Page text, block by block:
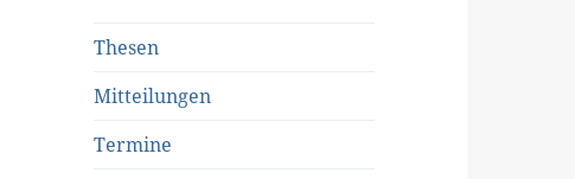
Thesen
Mitteilungen
Termine